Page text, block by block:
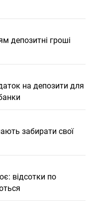
депозитні гроші
на депозити для
забирати свої
відсотки по